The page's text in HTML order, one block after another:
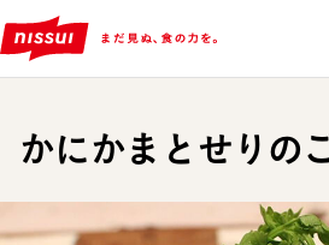
かにかまとせりの